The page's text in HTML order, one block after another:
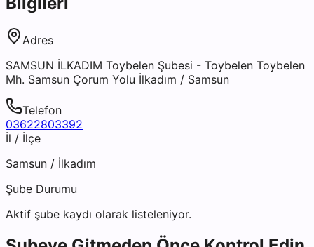
Adres
SAMSUN İLKADIM Toybelen Şubesi - Toybelen Toybelen
Mh. Samsun Çorum Yolu İlkadım / Samsun
Telefon
03622803392
İl / İlçe
Samsun / İlkadım
Şube Durumu
Aktif şube kaydı olarak listeleniyor.